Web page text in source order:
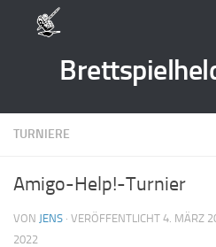
Zum Inhalt springen
TURNIERE
Amigo-Help!-Turnier
VON JENS · VERÖFFENTLICHT 4. MÄRZ
2022